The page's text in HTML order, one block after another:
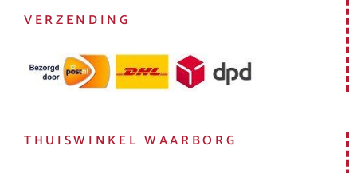
VERZENDING
THUISWINKEL WAARBORG